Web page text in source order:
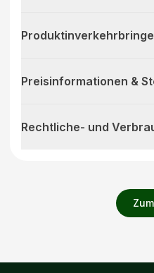
Preisinformationen &
Rechtliche- und